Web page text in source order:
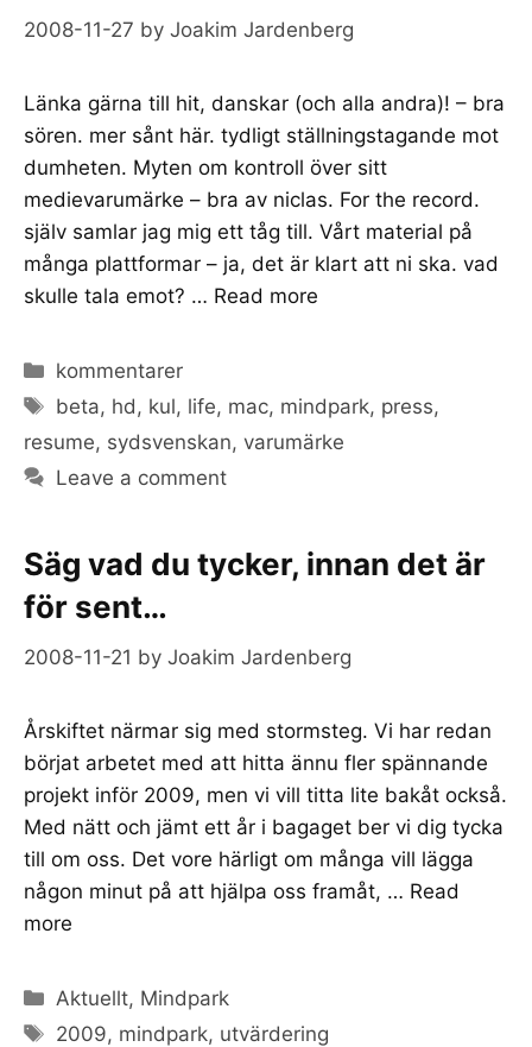
2008-11-27 by Joakim Jardenberg
Länka gärna till hit, danskar (och alla andra)! – bra
sören. mer sånt här. tydligt ställningstagande mot
dumheten. Myten om kontroll över sitt
medievarumärke – bra av niclas. For the record.
själv samlar jag mig ett tåg till. Vårt material på
många plattformar – ja, det är klart att ni ska. vad
skulle tala emot? … Read more
Categories
kommentarer
Tags
beta, hd, kul, life, mac, mindpark, press,
resume, sydsvenskan, varumärke
Leave a comment
Säg vad du tycker, innan det är
för sent…
2008-11-21 by Joakim Jardenberg
Årskiftet närmar sig med stormsteg. Vi har redan
börjat arbetet med att hitta ännu fler spännande
projekt inför 2009, men vi vill titta lite bakåt också.
Med nätt och jämt ett år i bagaget ber vi dig tycka
till om oss. Det vore härligt om många vill lägga
någon minut på att hjälpa oss framåt, … Read
more
Categories
Aktuellt, Mindpark
Tags
2009, mindpark, utvärdering